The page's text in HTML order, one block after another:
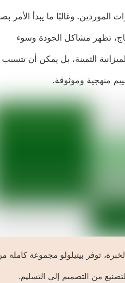
الموردين. وغالبًا ما يبدأ الأمر
تظهر مشاكل الجودة وسوء
الثمينة، بل يمكن أن تتسبب
منهجية وموثوقة.
من التصميم إلى التسليم.